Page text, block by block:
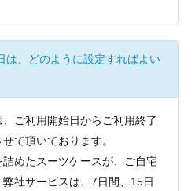
は、どのように設定すればよい
ご利用開始日からご利用終了
て頂いております。
めたスーツケースが、ご自宅
社サービスは、7日間、15日